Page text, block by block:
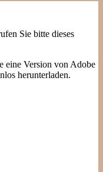
Sie bitte dieses
eine Version von Adobe
herunterladen.